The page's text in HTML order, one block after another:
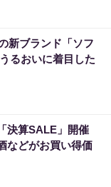
新ブランド「ソフ
るおいに着目した
決算SALE」開催
などがお買い得価